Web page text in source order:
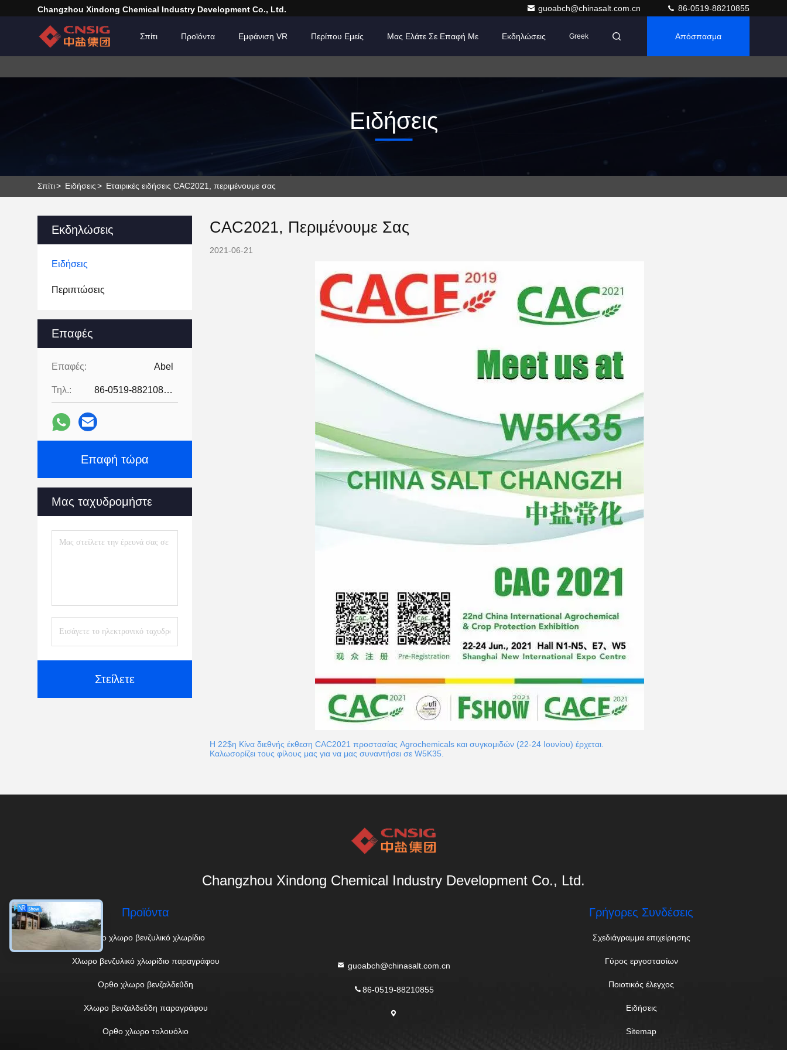
Changzhou Xindong Chemical Industry Development Co., Ltd. guoabch@chinasalt.com.cn 86-0519-88210855
Σπίτι Προϊόντα Εμφάνιση VR Περίπου Εμείς Μας Ελάτε Σε Επαφή Με Εκδηλώσεις Greek Απόσπασμα
Ειδήσεις
Σπίτι> Ειδήσεις> Εταιρικές ειδήσεις CAC2021, περιμένουμε σας
Εκδηλώσεις
Ειδήσεις
Περιπτώσεις
Επαφές
Επαφές: Abel
Τηλ.: 86-0519-88210855
Επαφή τώρα
Μας ταχυδρομήστε
Στείλετε
CAC2021, Περιμένουμε Σας
2021-06-21
Η 22$η Κίνα διεθνής έκθεση CAC2021 προστασίας Agrochemicals και συγκομιδών (22-24 Ιουνίου) έρχεται.
Καλωσορίζει τους φίλους μας για να μας συναντήσει σε W5K35.
Changzhou Xindong Chemical Industry Development Co., Ltd.
Προϊόντα
Ορθο χλωρο βενζυλικό χλωρίδιο
Χλωρο βενζυλικό χλωρίδιο παραγράφου
Ορθο χλωρο βενζαλδεΰδη
Χλωρο βενζαλδεΰδη παραγράφου
Ορθο χλωρο τολουόλιο
guoabch@chinasalt.com.cn
86-0519-88210855
Γρήγορες Συνδέσεις
Σχεδιάγραμμα επιχείρησης
Γύρος εργοστασίων
Ποιοτικός έλεγχος
Ειδήσεις
Sitemap